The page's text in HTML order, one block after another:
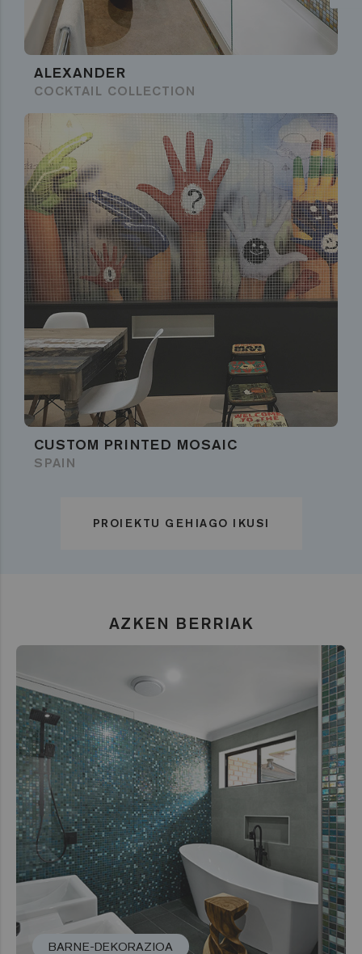
ALEXANDER
COCKTAIL COLLECTION
CUSTOM PRINTED MOSAIC
SPAIN
PROIEKTU GEHIAGO IKUSI
AZKEN BERRIAK
BARNE-DEKORAZIOA